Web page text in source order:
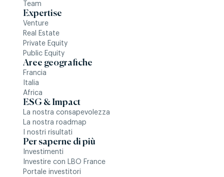
Team
Expertise
Venture
Real Estate
Private Equity
Public Equity
Aree geografiche
Francia
Italia
Africa
ESG & Impact
La nostra consapevolezza
La nostra roadmap
I nostri risultati
Per saperne di più
Investimenti
Investire con LBO France
Portale investitori